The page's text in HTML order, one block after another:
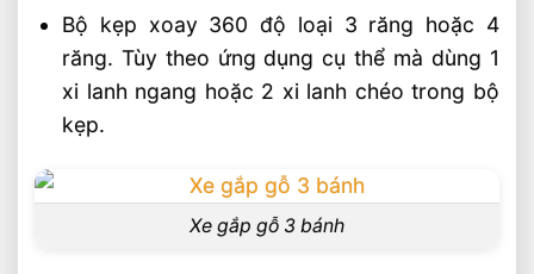
Bộ kẹp xoay 360 độ loại 3 răng hoặc 4
răng. Tùy theo ứng dụng cụ thể mà dùng 1
xi lanh ngang hoặc 2 xi lanh chéo trong bộ
kẹp.
Xe gắp gỗ 3 bánh